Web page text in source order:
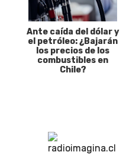
Ante caída del dólar y
el petróleo: ¿Bajarán
los precios de los
combustibles en
Chile?